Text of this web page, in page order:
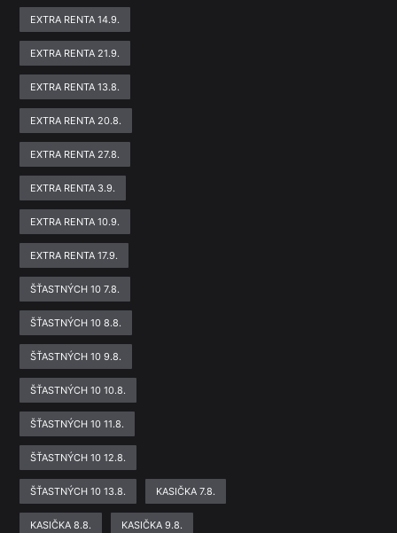
EXTRA RENTA 14.9.
EXTRA RENTA 21.9.
EXTRA RENTA 13.8.
EXTRA RENTA 20.8.
EXTRA RENTA 27.8.
EXTRA RENTA 3.9.
EXTRA RENTA 10.9.
EXTRA RENTA 17.9.
ŠŤASTNÝCH 10 7.8.
ŠŤASTNÝCH 10 8.8.
ŠŤASTNÝCH 10 9.8.
ŠŤASTNÝCH 10 10.8.
ŠŤASTNÝCH 10 11.8.
ŠŤASTNÝCH 10 12.8.
ŠŤASTNÝCH 10 13.8. KASIČKA 7.8.
KASIČKA 8.8. KASIČKA 9.8.